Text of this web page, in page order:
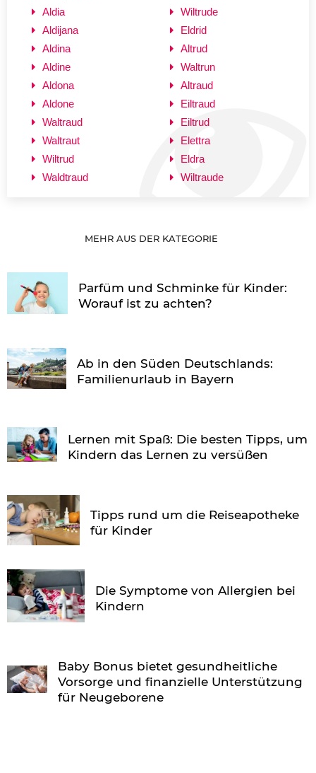
Aldia
Aldijana
Aldina
Aldine
Aldona
Aldone
Waltraud
Waltraut
Wiltrud
Waldtraud
Wiltrude
Eldrid
Altrud
Waltrun
Altraud
Eiltraud
Eiltrud
Elettra
Eldra
Wiltraude
MEHR AUS DER KATEGORIE
Parfüm und Schminke für Kinder:
Worauf ist zu achten?
Ab in den Süden Deutschlands:
Familienurlaub in Bayern
Lernen mit Spaß: Die besten Tipps, um
Kindern das Lernen zu versüßen
Tipps rund um die Reiseapotheke
für Kinder
Die Symptome von Allergien bei
Kindern
Baby Bonus bietet gesundheitliche
Vorsorge und finanzielle Unterstützung
für Neugeborene